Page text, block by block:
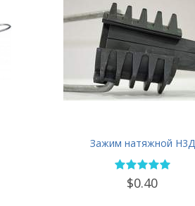
Зажим натяжной Н3Д
$0.40